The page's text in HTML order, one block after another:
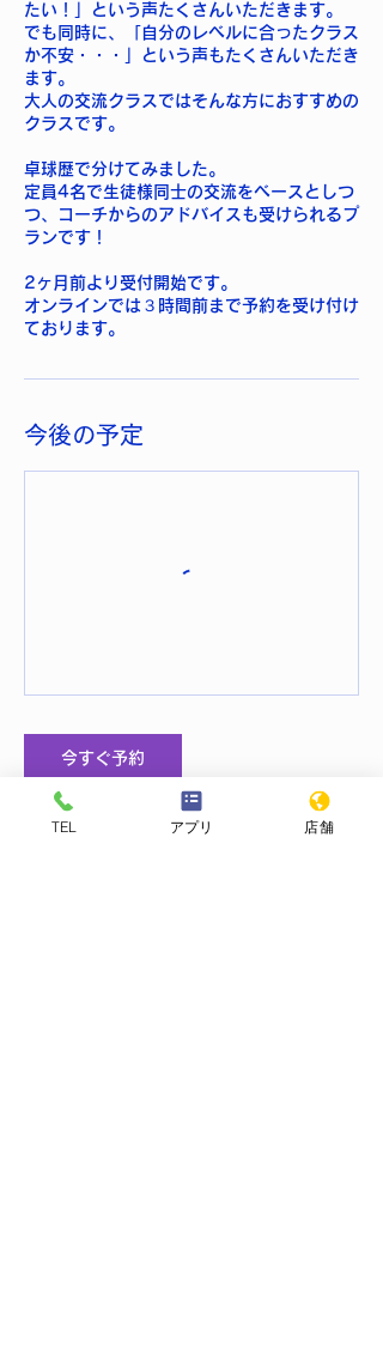
たい！」という声たくさんいただきます。
でも同時に、「自分のレベルに合ったクラス
か不安・・・」という声もたくさんいただき
ます。
大人の交流クラスではそんな方におすすめの
クラスです。
卓球歴で分けてみました。
定員4名で生徒様同士の交流をベースとしつ
つ、コーチからのアドバイスも受けられるプ
ランです！
2ヶ月前より受付開始です。
オンラインでは３時間前まで予約を受け付け
ております。
今後の予定
今すぐ予約
TEL アプリ 店舗